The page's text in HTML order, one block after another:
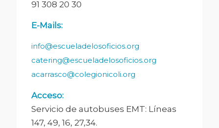
91 308 20 30
E-Mails:
info@escueladelosoficios.org
catering@escueladelosoficios.org
acarrasco@colegionicoli.org
Acceso:
Servicio de autobuses EMT: Líneas
147, 49, 16, 27,34.